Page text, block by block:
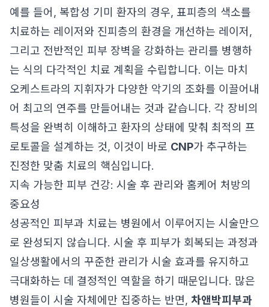
예를 들어, 복합성 기미 환자의 경우, 표피층의 색소를
치료하는 레이저와 진피층의 환경을 개선하는 레이저,
그리고 전반적인 피부 장벽을 강화하는 관리를 병행하
는 식의 다각적인 치료 계획을 수립합니다. 이는 마치
오케스트라의 지휘자가 다양한 악기의 조화를 이끌어내
어 최고의 연주를 만들어내는 것과 같습니다. 각 장비의
특성을 완벽히 이해하고 환자의 상태에 맞춰 최적의 프
로토콜을 설계하는 것, 이것이 바로 CNP가 추구하는
진정한 맞춤 치료의 핵심입니다.
지속 가능한 피부 건강: 시술 후 관리와 홈케어 처방의
중요성
성공적인 피부과 치료는 병원에서 이루어지는 시술만으
로 완성되지 않습니다. 시술 후 피부가 회복되는 과정과
일상생활에서의 꾸준한 관리가 시술 효과를 유지하고
극대화하는 데 결정적인 역할을 하기 때문입니다. 많은
병원들이 시술 자체에만 집중하는 반면, 차앤박피부과